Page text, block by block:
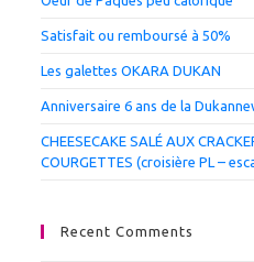
Satisfait ou remboursé à 50%
Les galettes OKARA DUKAN
Anniversaire 6 ans de la
CHEESECAKE SALÉ AUX
COURGETTES (croisière PL –
Recent Comments